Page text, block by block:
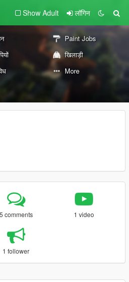
Show Adult लॉगिन
Paint Jobs
खिलाड़ी
More
5 comments 1 video
1 follower